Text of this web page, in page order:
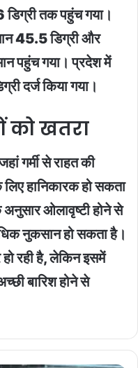
तक पहुंच गया।
45.5 डिग्री और
पहुंच गया। प्रदेश में
दर्ज किया गया।
को खतरा
गर्मी से राहत की
हानिकारक हो सकता
ओलावृष्टी होने से
नुकसान हो सकता है।
रही है, लेकिन इसमें
बारिश होने से